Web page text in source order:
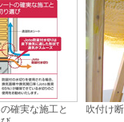
確実な施工と
吹付け